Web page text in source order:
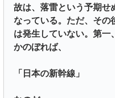
故は、落雷という予期せ
なっている。ただ、その
は発生していない。第一
かのぼれば、
「日本の新幹線」